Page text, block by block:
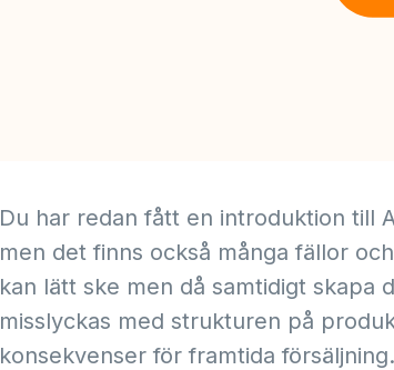
Du har redan fått en introduktion till
men det finns också många fällor
kan lätt ske men då samtidigt skapa
misslyckas med strukturen på
konsekvenser för framtida